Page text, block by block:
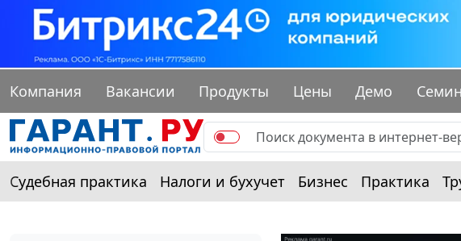
Компания Вакансии Продукты Цены Демо
Судебная практика Налоги и бухучет Бизнес Практика